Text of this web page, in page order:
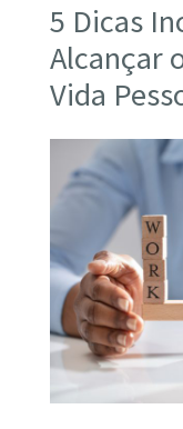
5 Dicas
Alcançar
Vida